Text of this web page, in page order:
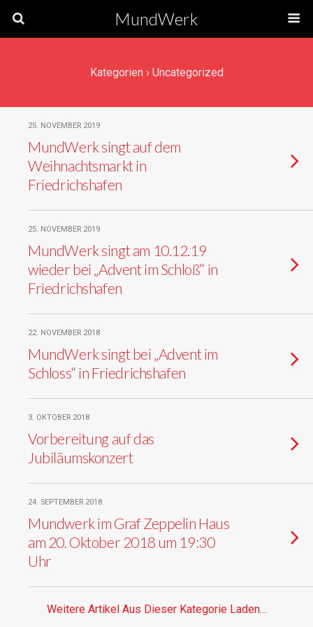
MundWerk
Kategorien › Uncategorized
25. NOVEMBER 2019
MundWerk singt auf dem
Weihnachtsmarkt in
Friedrichshafen
25. NOVEMBER 2019
MundWerk singt am 10.12.19
wieder bei „Advent im Schloß“ in
Friedrichshafen
22. NOVEMBER 2018
MundWerk singt bei „Advent im
Schloss“ in Friedrichshafen
3. OKTOBER 2018
Vorbereitung auf das
Jubiläumskonzert
24. SEPTEMBER 2018
Mundwerk im Graf Zeppelin Haus
am 20. Oktober 2018 um 19:30
Uhr
Weitere Artikel Aus Dieser Kategorie Laden…